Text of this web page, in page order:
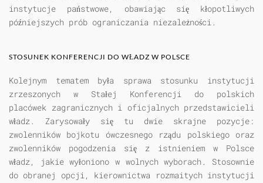
instytucje państwowe, obawiając się kłopotliwych
późniejszych prób ograniczania niezależności.
STOSUNEK KONFERENCJI DO WŁADZ W POLSCE
Kolejnym tematem była sprawa stosunku instytucji
zrzeszonych w Stałej Konferencji do polskich
placówek zagranicznych i oficjalnych przedstawicieli
władz. Zarysowały się tu dwie skrajne pozycje:
zwolenników bojkotu ówczesnego rządu polskiego oraz
zwolenników pogodzenia się z istnieniem w Polsce
władz, jakie wyłoniono w wolnych wyborach. Stosownie
do obranej opcji, kierownictwa rozmaitych instytucji